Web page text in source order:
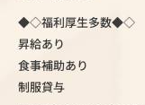
◆◇福利厚生多数◆◇
昇給あり
食事補助あり
制服貸与